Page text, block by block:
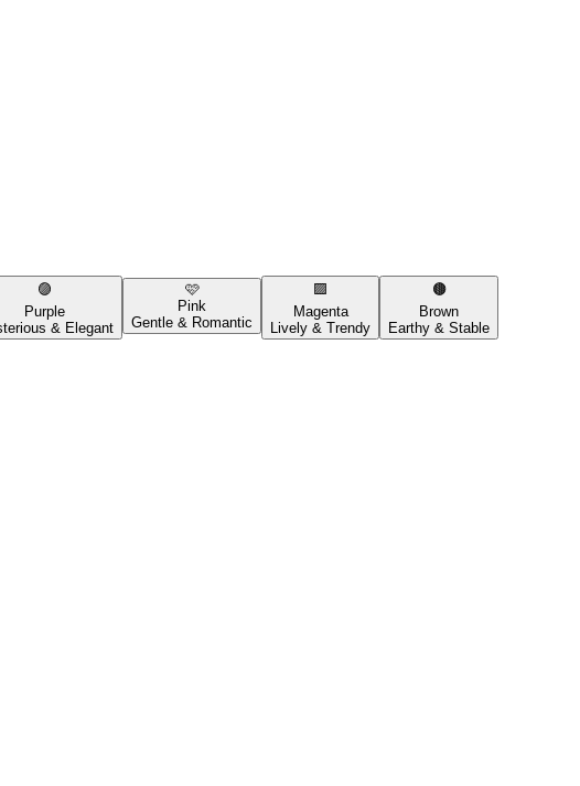
🟣
Purple
& Elegant
🩷
Pink
Gentle & Romantic
🟪
Magenta
Lively & Trendy
🟤
Brown
Earthy & Stable